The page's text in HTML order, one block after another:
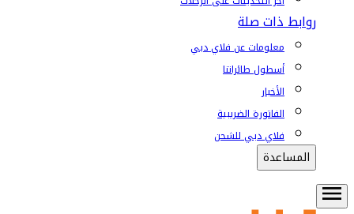
روابط ذات صلة
معلومات عن فلاي دبي
أسطول طائراتنا
الأخبار
الفاتورة الضريبية
فلاي دبي للشحن
المساعدة